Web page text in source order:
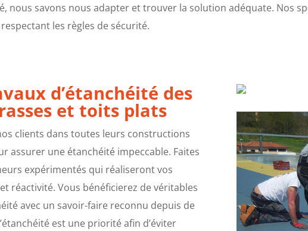
nous savons nous adapter et trouver la solution adéquate. Nos
les règles de sécurité.
d’étanchéité des
et toits plats
clients dans toutes leurs constructions
assurer une étanchéité impeccable. Faites
expérimentés qui réaliseront vos
réactivité. Vous bénéficierez de véritables
avec un savoir-faire reconnu depuis de
est une priorité afin d’éviter